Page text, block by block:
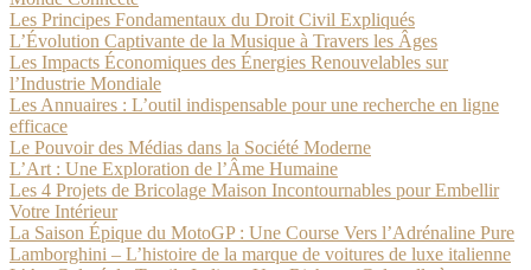
Les Principes Fondamentaux du Droit Civil Expliqués
L’Évolution Captivante de la Musique à Travers les Âges
Les Impacts Économiques des Énergies Renouvelables sur
l’Industrie Mondiale
Les Annuaires : L’outil indispensable pour une recherche en ligne
efficace
Le Pouvoir des Médias dans la Société Moderne
L’Art : Une Exploration de l’Âme Humaine
Les 4 Projets de Bricolage Maison Incontournables pour Embellir
Votre Intérieur
La Saison Épique du MotoGP : Une Course Vers l’Adrénaline Pure
Lamborghini – L’histoire de la marque de voitures de luxe italienne